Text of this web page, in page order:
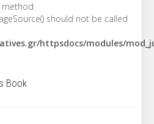
method
should not be called
httpsdocs/modules/
Book